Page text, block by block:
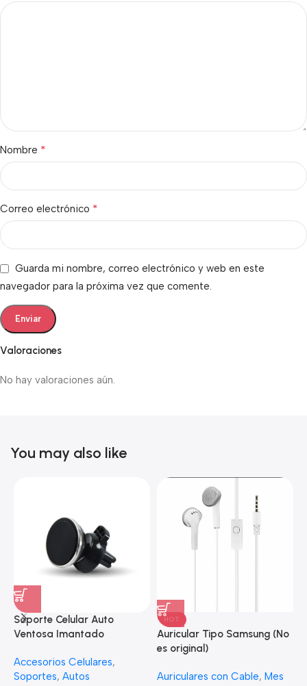
Valoraciones
No hay valoraciones aún.
Nombre *
Correo electrónico *
Guarda mi nombre, correo electrónico y web en este
navegador para la próxima vez que comente.
You may also like
Soporte Celular Auto
Ventosa Imantado
Accesorios Celulares,
Soportes, Autos
HOT
Auricular Tipo Samsung (No
es original)
Auriculares con Cable, Mes